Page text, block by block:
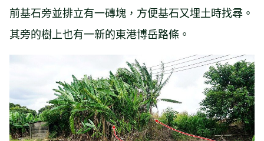
前基石旁並排立有一磚塊，方便基石又埋土時找尋。
其旁的樹上也有一新的東港博岳路條。